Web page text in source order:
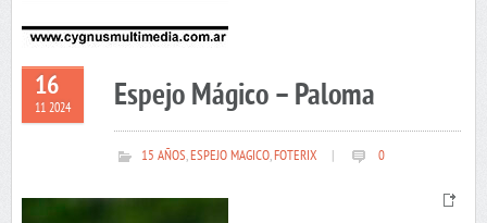
16
11 2024 Espejo Mágico – Paloma
15 AÑOS,ESPEJO MAGICO,FOTERIX 0